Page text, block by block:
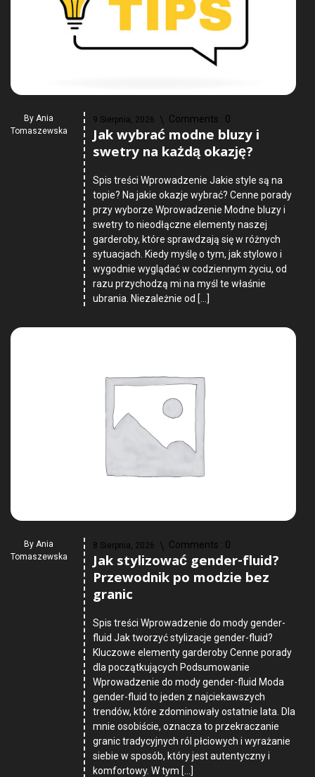
By Ania
Tomaszewska
9 Sierpnia, 2026 Comments : 0
Jak wybrać modne bluzy i
swetry na każdą okazję?
Spis treści Wprowadzenie Jakie style są na
topie? Na jakie okazje wybrać? Cenne porady
przy wyborze Wprowadzenie Modne bluzy i
swetry to nieodłączne elementy naszej
garderoby, które sprawdzają się w różnych
sytuacjach. Kiedy myślę o tym, jak stylowo i
wygodnie wyglądać w codziennym życiu, od
razu przychodzą mi na myśl te właśnie
ubrania. Niezależnie od […]
By Ania
Tomaszewska
8 Sierpnia, 2026 Comments : 0
Jak stylizować gender-fluid?
Przewodnik po modzie bez
granic
Spis treści Wprowadzenie do mody gender-
fluid Jak tworzyć stylizacje gender-fluid?
Kluczowe elementy garderoby Cenne porady
dla początkujących Podsumowanie
Wprowadzenie do mody gender-fluid Moda
gender-fluid to jeden z najciekawszych
trendów, które zdominowały ostatnie lata. Dla
mnie osobiście, oznacza to przekraczanie
granic tradycyjnych ról płciowych i wyrażanie
siebie w sposób, który jest autentyczny i
komfortowy. W tym […]